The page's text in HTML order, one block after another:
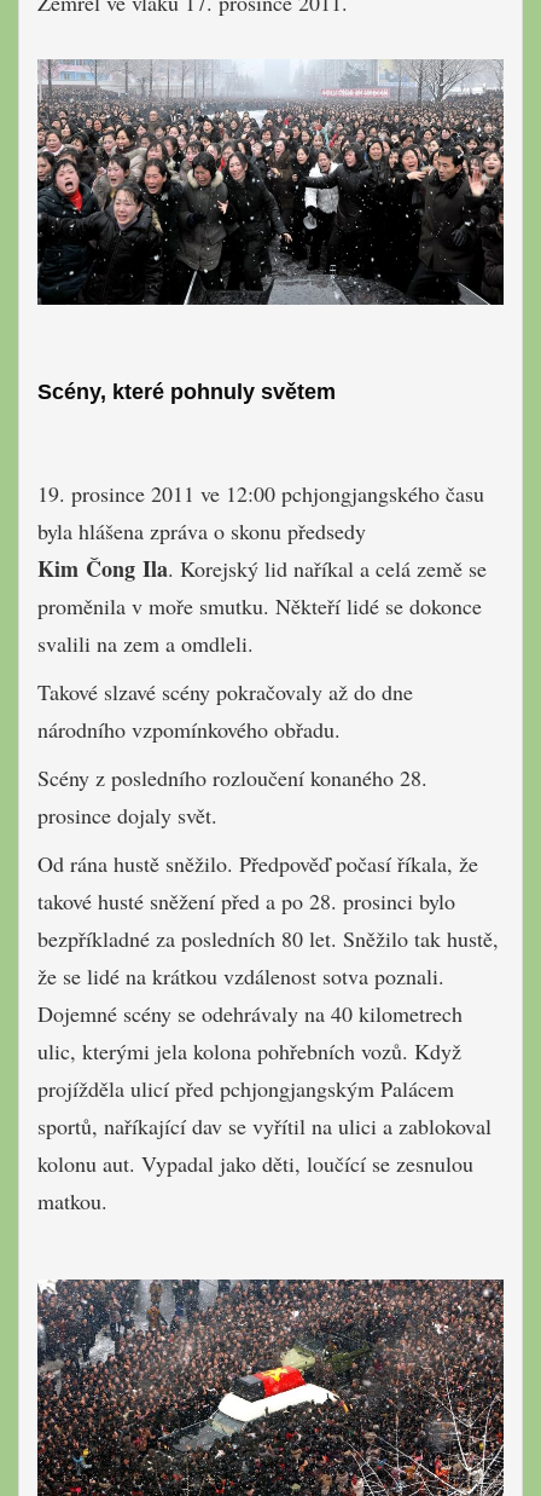
Scény, které pohnuly světem
19. prosince 2011 ve 12:00 pchjongjangského času
byla hlášena zpráva o skonu předsedy
Kim Čong Ila. Korejský lid naříkal a celá země se
proměnila v moře smutku. Někteří lidé se dokonce
svalili na zem a omdleli.
Takové slzavé ​​scény pokračovaly až do dne
národního vzpomínkového obřadu.
Scény z posledního rozloučení konaného 28.
prosince dojaly svět.
Od rána hustě sněžilo. Předpověď počasí říkala, že
takové husté sněžení před a po 28. prosinci bylo
bezpříkladné za posledních 80 let. Sněžilo tak hustě,
že se lidé na krátkou vzdálenost sotva poznali.
Dojemné scény se odehrávaly na 40 kilometrech
ulic, kterými jela kolona pohřebních vozů. Když
projížděla ulicí před pchjongjangským Palácem
sportů, naříkající dav se vyřítil na ulici a zablokoval
kolonu aut. Vypadal jako děti, loučící se zesnulou
matkou.